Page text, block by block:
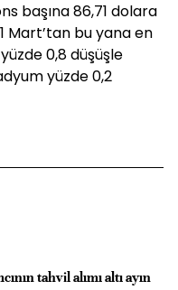
başına 86,71 dolara
Mart’tan bu yana en
0,8 düşüşle
yüzde 0,2
tahvil alımı altı ayın